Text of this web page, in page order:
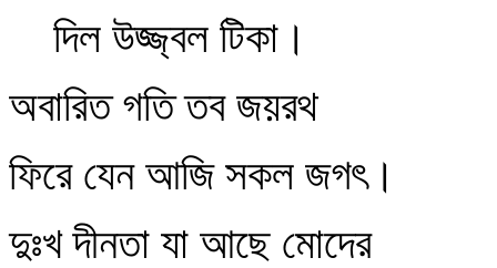
দিল উজ্জ্বল টিকা।
অবারিত গতি তব জয়রথ
ফিরে যেন আজি সকল জগৎ।
দুঃখ দীনতা যা আছে মোদের